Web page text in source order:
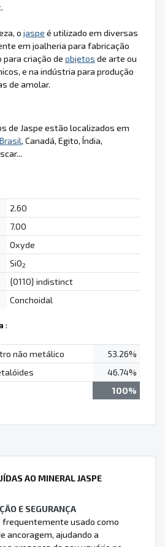
o jaspe é utilizado em diversas
em joalheria para fabricação
para criação de objetos de arte ou
e na indústria para produção
de amolar.
de Jaspe estão localizados em
Brasil, Canadá, Egito, Índia,
2.60
7.00
Oxyde
SiO2
{0110} indistinct
Conchoidal
:
não metálico
53.26%
46.74%
100%
AO MINERAL JASPE
E SEGURANÇA
frequentemente usado como
ancoragem, ajudando a